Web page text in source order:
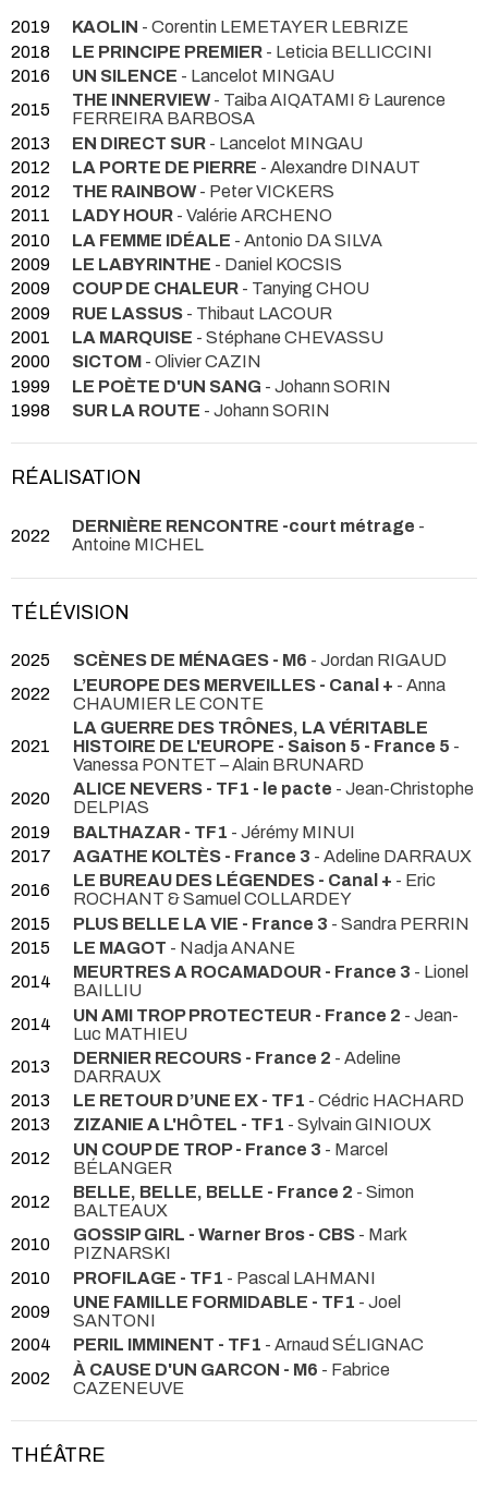
2019 KAOLIN - Corentin LEMETAYER LEBRIZE
2018
LE PRINCIPE PREMIER - Leticia BELLICCINI
2016
UN SILENCE - Lancelot MINGAU
2015
THE INNERVIEW- Taiba AIQATAMI & Laurence
FERREIRA BARBOSA
2013
EN DIRECT SUR - Lancelot MINGAU
2012
LA PORTE DE PIERRE - Alexandre DINAUT
2012
THE RAINBOW- Peter VICKERS
2011
LADY HOUR - Valérie ARCHENO
2010
LA FEMME IDÉALE - Antonio DA SILVA
2009
LE LABYRINTHE - Daniel KOCSIS
2009
COUP DE CHALEUR - Tanying CHOU
2009
RUE LASSUS - Thibaut LACOUR
2001
LA MARQUISE - Stéphane CHEVASSU
2000
SICTOM - Olivier CAZIN
1999
LE POÈTE D'UN SANG - Johann SORIN
1998
SUR LA ROUTE - Johann SORIN
RÉALISATION
2022 DERNIÈRE RENCONTRE -court métrage -
Antoine MICHEL
TÉLÉVISION
2025 SCÈNES DE MÉNAGES - M6 - Jordan RIGAUD
2022
L’EUROPE DES MERVEILLES - Canal + - Anna
CHAUMIER LE CONTE
2021
LA GUERRE DES TRÔNES, LA VÉRITABLE
HISTOIRE DE L'EUROPE - Saison 5 - France 5 -
Vanessa PONTET – Alain BRUNARD
2020
ALICE NEVERS - TF1 - le pacte - Jean-Christophe
DELPIAS
2019
BALTHAZAR - TF1 - Jérémy MINUI
2017
AGATHE KOLTÈS - France 3 - Adeline DARRAUX
2016
LE BUREAU DES LÉGENDES - Canal + - Eric
ROCHANT & Samuel COLLARDEY
2015
PLUS BELLE LA VIE - France 3 - Sandra PERRIN
2015
LE MAGOT - Nadja ANANE
2014
MEURTRES A ROCAMADOUR - France 3 - Lionel
BAILLIU
2014
UN AMI TROP PROTECTEUR - France 2 - Jean-
Luc MATHIEU
2013
DERNIER RECOURS - France 2 - Adeline
DARRAUX
2013
LE RETOUR D’UNE EX - TF1 - Cédric HACHARD
2013
ZIZANIE A L'HÔTEL - TF1 - Sylvain GINIOUX
2012
UN COUP DE TROP - France 3 - Marcel
BÉLANGER
2012
BELLE, BELLE, BELLE - France 2 - Simon
BALTEAUX
2010
GOSSIP GIRL - Warner Bros - CBS - Mark
PIZNARSKI
2010
PROFILAGE - TF1 - Pascal LAHMANI
2009
UNE FAMILLE FORMIDABLE - TF1 - Joel
SANTONI
2004
PERIL IMMINENT - TF1 - Arnaud SÉLIGNAC
2002
À CAUSE D'UN GARCON - M6 - Fabrice
CAZENEUVE
THÉÂTRE